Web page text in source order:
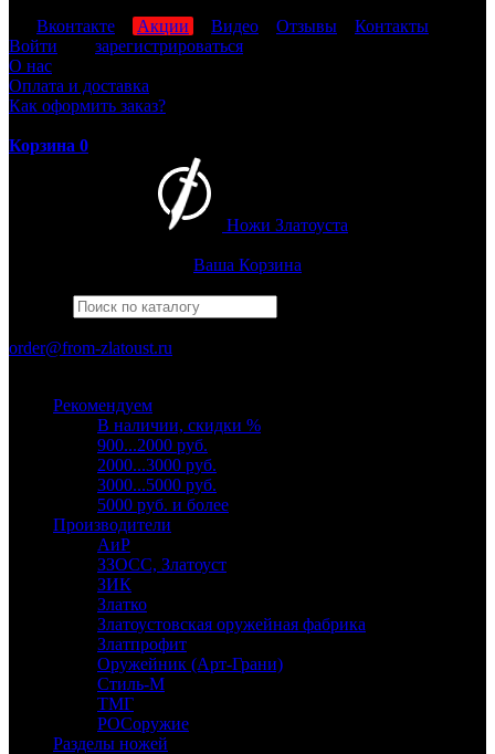
Вконтакте Акции Видео Отзывы
Контакты
Войти
зарегистрироваться
О нас
Оплата и доставка
Как оформить заказ?
Корзина 0
Ножи Златоуста
Ваша Корзина
order@from-zlatoust.ru
Рекомендуем
В наличии, скидки %
900...2000 руб.
2000...3000 руб.
3000...5000 руб.
5000 руб. и более
Производители
АиР
ЗЗОСС, Златоуст
ЗИК
Златко
Златоустовская оружейная фабрика
Златпрофит
Оружейник (Арт-Грани)
Стиль-М
ТМГ
РОСоружие
Разделы ножей